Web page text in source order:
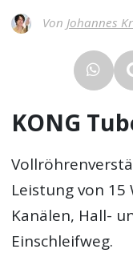
Von Johannes
KONG
Leistung von 15
Kanälen, Hall-
Einschleifweg.